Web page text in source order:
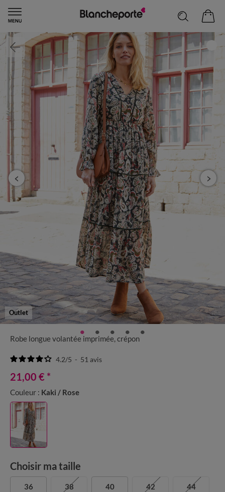
Outlet
Robe longue volantée imprimée, crépon
4.2/5 - 51 avis
21,00 € *
Couleur : Kaki / Rose
Choisir ma taille
36 38 40 42 44